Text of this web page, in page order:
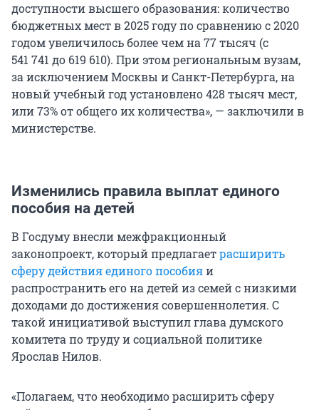
доступности высшего образования: количество
бюджетных мест в 2025 году по сравнению с 2020
годом увеличилось более чем на 77 тысяч (с
541 741 до 619 610). При этом региональным вузам,
за исключением Москвы и Санкт-Петербурга, на
новый учебный год установлено428 тысяч мест,
или 73% от общего их количества», — заключили в
министерстве.
Изменились правила выплат единого
пособия на детей
В Госдуму внесли межфракционный
законопроект, который предлагаетрасширить
сферу действия единого пособияи
распространить его на детей из семей с низкими
доходами до достижения совершеннолетия. С
такой инициативой выступил глава думского
комитета по труду и социальной политике
Ярослав Нилов.
«Полагаем, что необходимо расширить сферу